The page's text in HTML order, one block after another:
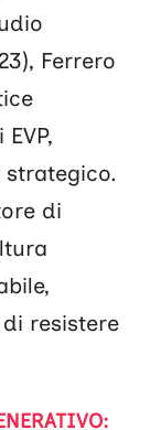
Ferrero
di
resistere